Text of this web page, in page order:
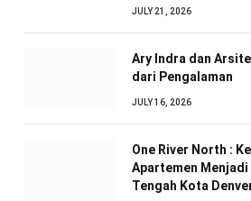
JULY 21, 2026
Ary Indra dan
dari Pengalaman
JULY 16, 2026
One River North :
Apartemen
Tengah Kota